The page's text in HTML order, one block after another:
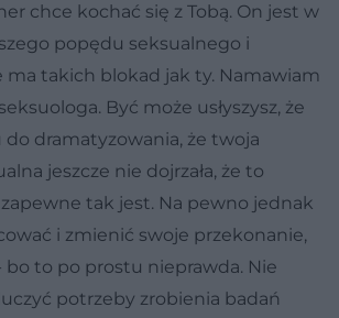
chce kochać się z Tobą. On jest w
popędu seksualnego i
ma takich blokad jak ty. Namawiam
Być może usłyszysz, że
dramatyzowania, że twoja
jeszcze nie dojrzała, że to
tak jest. Na pewno jednak
i zmienić swoje przekonanie,
bo to po prostu nieprawda. Nie
potrzeby zrobienia badań